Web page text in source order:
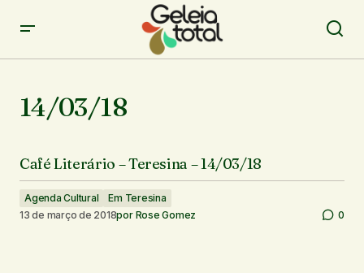
14/03/18
Café Literário – Teresina – 14/03/18
Agenda Cultural
Em Teresina
13 de março de 2018por Rose Gomez 0